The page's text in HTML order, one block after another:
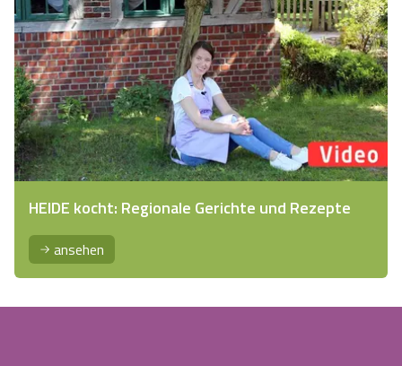
HEIDE kocht: Regionale Gerichte und Rezepte
ansehen